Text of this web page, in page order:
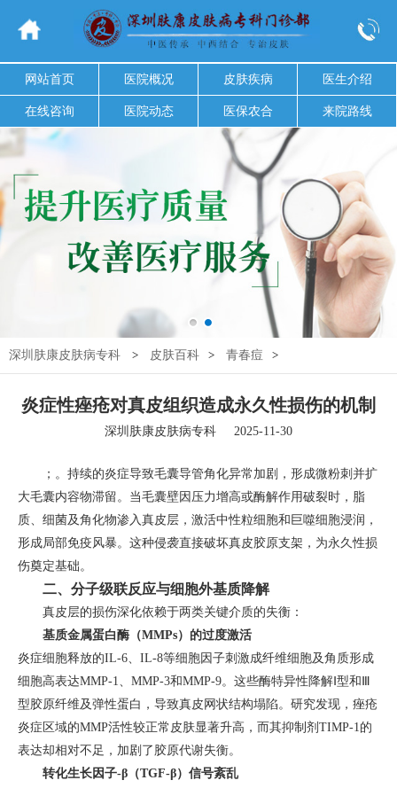
网站首页 医院概况 皮肤疾病 医生介绍
在线咨询 医院动态 医保农合 来院路线
深圳肤康皮肤病专科 > 皮肤百科 > 青春痘 >
炎症性痤疮对真皮组织造成永久性损伤的机制
深圳肤康皮肤病专科 2025-11-30
；。持续的炎症导致毛囊导管角化异常加剧，形成微粉刺并扩
大毛囊内容物滞留。当毛囊壁因压力增高或酶解作用破裂时，脂
质、细菌及角化物渗入真皮层，激活中性粒细胞和巨噬细胞浸润，
形成局部免疫风暴。这种侵袭直接破坏真皮胶原支架，为永久性损
伤奠定基础。
二、分子级联反应与细胞外基质降解
真皮层的损伤深化依赖于两类关键介质的失衡：
基质金属蛋白酶（MMPs）的过度激活
炎症细胞释放的IL-6、IL-8等细胞因子刺激成纤维细胞及角质形成
细胞高表达MMP-1、MMP-3和MMP-9。这些酶特异性降解Ⅰ型和Ⅲ
型胶原纤维及弹性蛋白，导致真皮网状结构塌陷。研究发现，痤疮
炎症区域的MMP活性较正常皮肤显著升高，而其抑制剂TIMP-1的
表达却相对不足，加剧了胶原代谢失衡。
转化生长因子-β（TGF-β）信号紊乱